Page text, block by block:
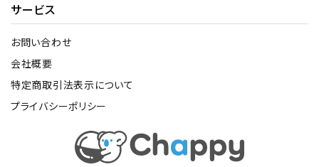
サービス
お問い合わせ
会社概要
特定商取引法表示について
プライバシーポリシー